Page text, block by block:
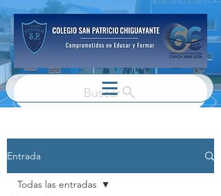
Buscar
Entrada
Todas las entradas